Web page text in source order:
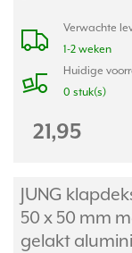
Verwachte
1-2 weken
Huidige
0 stuk(s)
21,95
JUNG
50 x 50 mm
gelakt